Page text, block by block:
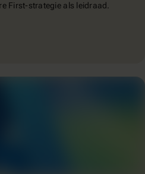
First-strategie als leidraad.